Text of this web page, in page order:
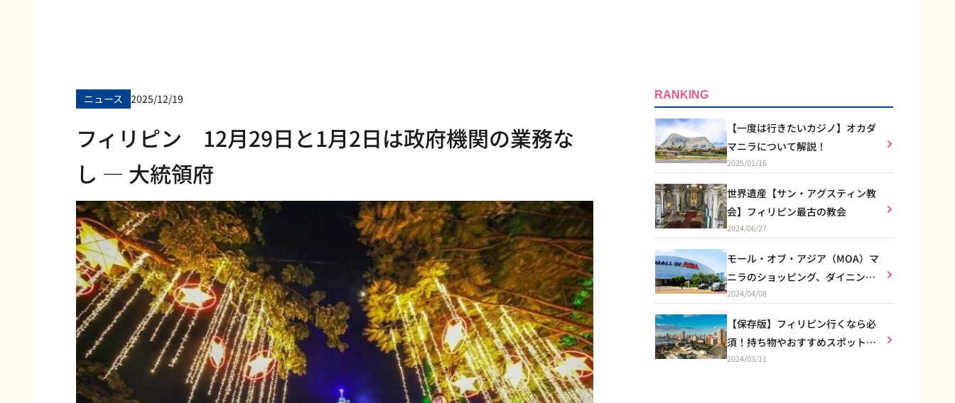
ニュース 2025/12/19
フィリピン 12月29日と1月2日は政府機関の業務な
し — 大統領府
RANKING
【一度は行きたいカジノ】オカダ
マニラについて解説！
2025/01/16
世界遺産【サン・アグスティン教
会】フィリピン最古の教会
2024/06/27
モール・オブ・アジア（MOA）マ
ニラのショッピング、ダイニン
グ、エンターテイメントなど総合
2024/04/08
【保存版】フィリピン行くなら必
須！持ち物やおすすめスポット
は？
2024/03/11